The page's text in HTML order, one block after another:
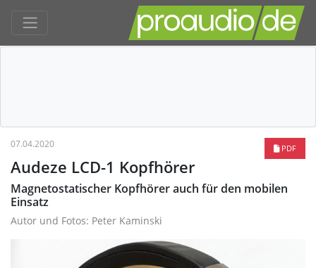
PDF
07.04.2020
Audeze LCD-1 Kopfhörer
Magnetostatischer Kopfhörer auch für den mobilen
Einsatz
Autor und Fotos: Peter Kaminski